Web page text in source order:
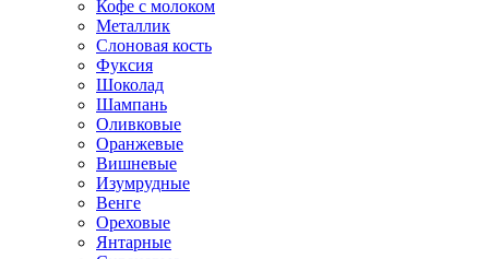
Кофе с молоком
Металлик
Слоновая кость
Фуксия
Шоколад
Шампань
Оливковые
Оранжевые
Вишневые
Изумрудные
Венге
Ореховые
Янтарные